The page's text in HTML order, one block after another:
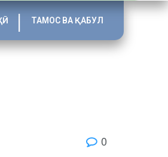
ТАМОС ВА ҚАБУЛ
0